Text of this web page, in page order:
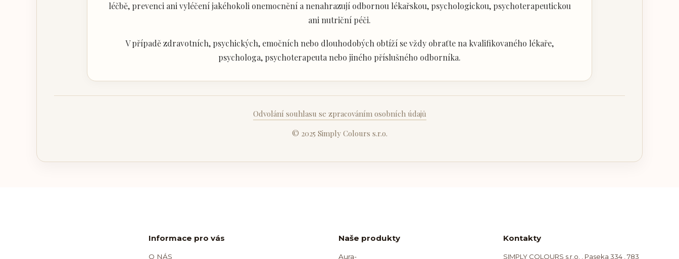
léčbě, prevenci ani vyléčení jakéhokoli onemocnění a nenahrazují odbornou lékařskou, psychologickou, psychoterapeutickou
ani nutriční péči.
V případě zdravotních, psychických, emočních nebo dlouhodobých obtíží se vždy obraťte na kvalifikovaného lékaře,
psychologa, psychoterapeuta nebo jiného příslušného odborníka.
Odvolání souhlasu se zpracováním osobních údajů
© 2025 Simply Colours s.r.o.
Informace pro vás
O NÁS
Naše produkty
Aura-
Kontakty
SIMPLY COLOURS s.r.o. , Paseka 334 , 783